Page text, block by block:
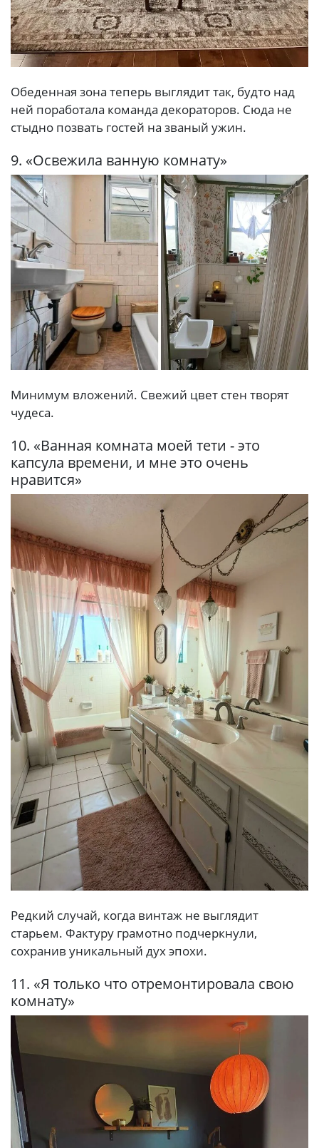
Обеденная зона теперь выглядит так, будто над
ней поработала команда декораторов. Сюда не
стыдно позвать гостей на званый ужин.
9. «Освежила ванную комнату»
Минимум вложений. Свежий цвет стен творят
чудеса.
10. «Ванная комната моей тети - это
капсула времени, и мне это очень
нравится»
Редкий случай, когда винтаж не выглядит
старьем. Фактуру грамотно подчеркнули,
сохранив уникальный дух эпохи.
11. «Я только что отремонтировала свою
комнату»